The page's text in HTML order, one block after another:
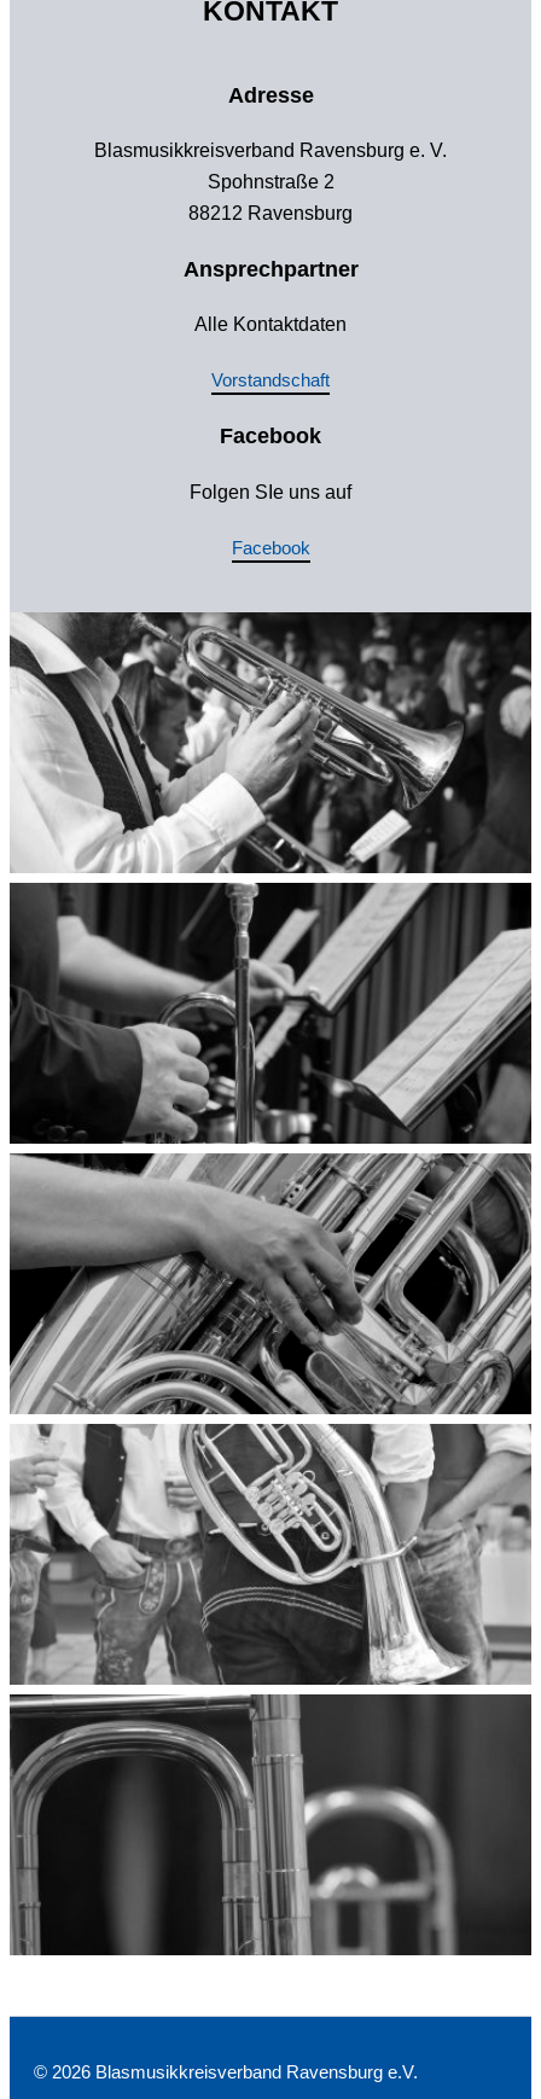
KONTAKT
Adresse
Blasmusikkreisverband Ravensburg e. V.
Spohnstraße 2
88212 Ravensburg
Ansprechpartner
Alle Kontaktdaten
Vorstandschaft
Facebook
Folgen SIe uns auf
Facebook
© 2026 Blasmusikkreisverband Ravensburg e.V.